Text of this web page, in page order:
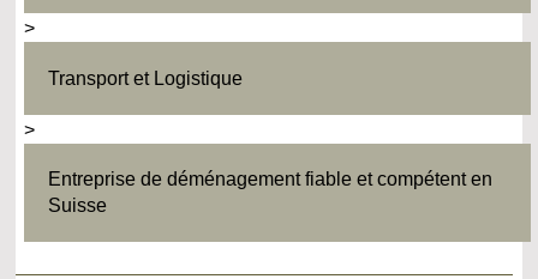
>
Transport et Logistique
>
Entreprise de déménagement fiable et compétent en
Suisse